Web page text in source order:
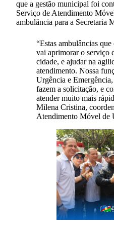
que a gestão municipal foi
Serviço de Atendimento
ambulância para a Secretaria
“Estas ambulâncias
vai aprimorar o serviço
cidade, e ajudar na
atendimento. Nossa
Urgência e
fazem a solicitação, e
atender muito mais
Milena Cristina,
Atendimento Móvel de